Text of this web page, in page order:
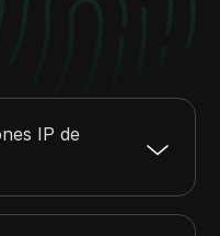
1024
IP de